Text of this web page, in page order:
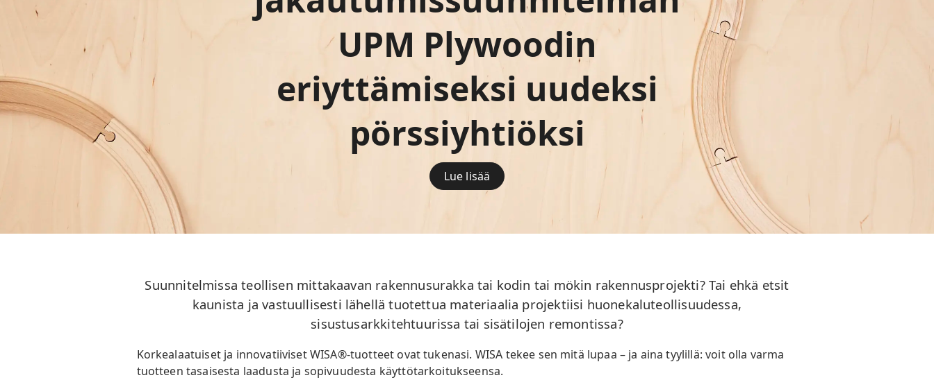
UPM Plywoodin
eriyttämiseksi uudeksi
pörssiyhtiöksi
Lue lisää
Suunnitelmissa teollisen mittakaavan rakennusurakka tai kodin tai mökin rakennusprojekti? Tai ehkä etsit
kaunista ja vastuullisesti lähellä tuotettua materiaalia projektiisi huonekaluteollisuudessa,
sisustusarkkitehtuurissa tai sisätilojen remontissa?
Korkealaatuiset ja innovatiiviset WISA®-tuotteet ovat tukenasi. WISA tekee sen mitä lupaa – ja aina tyylillä: voit olla varma
tuotteen tasaisesta laadusta ja sopivuudesta käyttötarkoitukseensa.